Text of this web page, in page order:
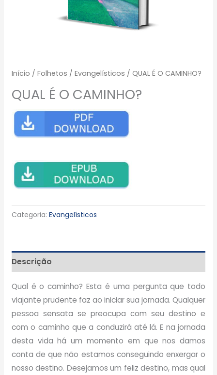
Início / Folhetos / Evangelísticos / QUAL É O CAMINHO?
QUAL É O CAMINHO?
Categoria: Evangelísticos
Descrição
Qual é o caminho? Esta é uma pergunta que todo
viajante prudente faz ao iniciar sua jornada. Qualquer
pessoa sensata se preocupa com seu destino e
com o caminho que a conduzirá até lá. E na jornada
desta vida há um momento em que nos damos
conta de que não estamos conseguindo enxergar o
nosso destino. Desejamos um feliz destino, mas qual